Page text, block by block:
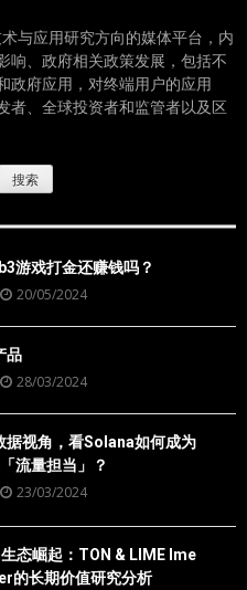
与应用研究方向的媒体平台，内
响、政府相关政策发展，包括不
政府应用，对终端用户的应用
者、全球投资者和监管者以及区
游戏打金还赚钱吗？
20/05/2024
品
28/03/2024
据视角，看Solana如何成为
流量担当」？
23/03/2024
态崛起：TON & LIME Ime
的长期价值研究分析